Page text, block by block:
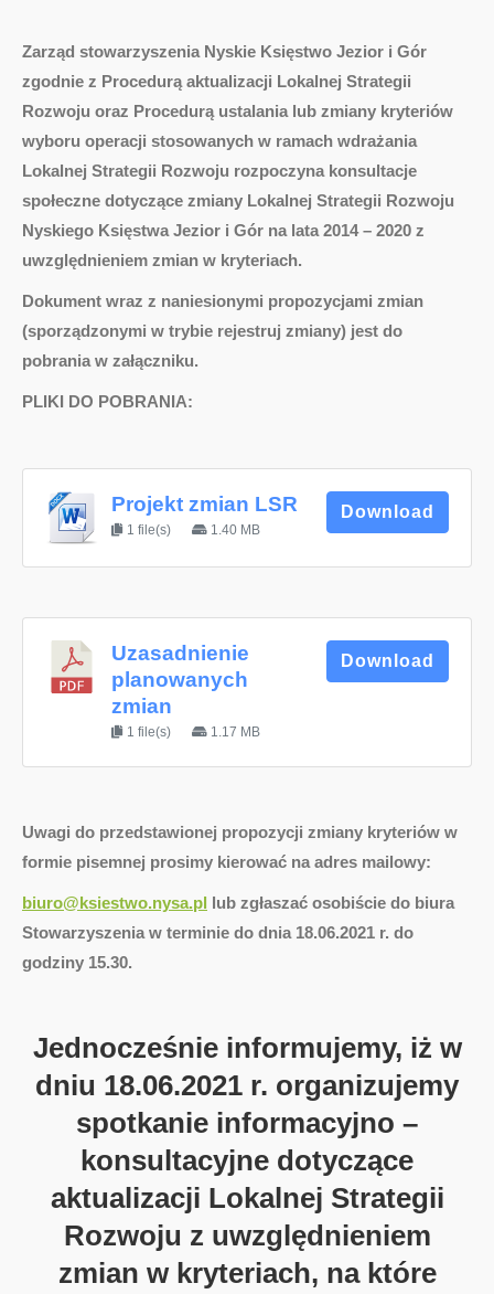
Zarząd stowarzyszenia Nyskie Księstwo Jezior i Gór
zgodnie z Procedurą aktualizacji Lokalnej Strategii
Rozwoju oraz Procedurą ustalania lub zmiany kryteriów
wyboru operacji stosowanych w ramach wdrażania
Lokalnej Strategii Rozwoju rozpoczyna konsultacje
społeczne dotyczące zmiany Lokalnej Strategii Rozwoju
Nyskiego Księstwa Jezior i Gór na lata 2014 – 2020 z
uwzględnieniem zmian w kryteriach.
Dokument wraz z naniesionymi propozycjami zmian
(sporządzonymi w trybie rejestruj zmiany) jest do
pobrania w załączniku.
PLIKI DO POBRANIA:
Projekt zmian LSR
1 file(s) 1.40 MB
Download
Uzasadnienie
planowanych
zmian
1 file(s) 1.17 MB
Download
Uwagi do przedstawionej propozycji zmiany kryteriów w
formie pisemnej prosimy kierować na adres mailowy:
biuro@ksiestwo.nysa.pl lub zgłaszać osobiście do biura
Stowarzyszenia w terminie do dnia 18.06.2021 r. do
godziny 15.30.
Jednocześnie informujemy, iż w
dniu 18.06.2021 r. organizujemy
spotkanie informacyjno –
konsultacyjne dotyczące
aktualizacji Lokalnej Strategii
Rozwoju z uwzględnieniem
zmian w kryteriach, na które